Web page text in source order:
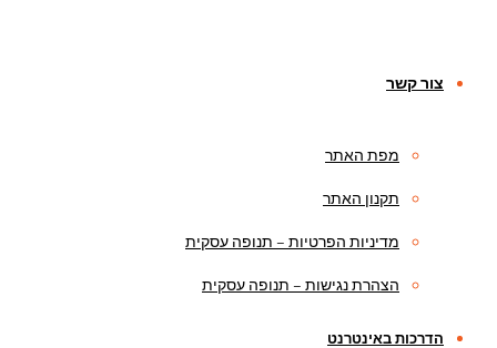
צור קשר
מפת האתר
תקנון האתר
מדיניות הפרטיות – תנופה עסקית
הצהרת נגישות – תנופה עסקית
הדרכות באינטרנט